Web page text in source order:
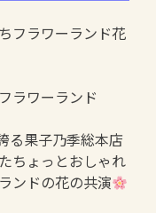
フラワーランド花
ラワーランド
る果子乃季総本店
ちょっとおしゃれ
ンドの花の共演